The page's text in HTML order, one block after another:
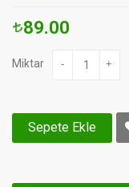
89.00
Miktar - +
Sepete Ekle